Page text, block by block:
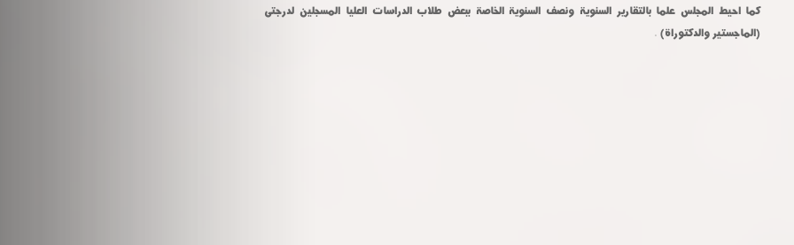
كما احيط المجلس علما بالتقارير السنوية ونصف السنوية الخاصة ببعض طلاب الدراسات العليا المسجلين لدرجتى
(الماجستير والدكتوراة) .